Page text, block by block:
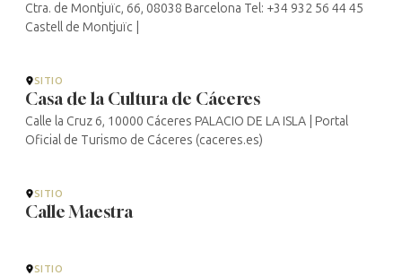
Ctra. de Montjuïc, 66, 08038 Barcelona Tel: +34 932 56 44 45
Castell de Montjuïc |
SITIO
Casa de la Cultura de Cáceres
Calle la Cruz 6, 10000 Cáceres PALACIO DE LA ISLA | Portal
Oficial de Turismo de Cáceres (caceres.es)
SITIO
Calle Maestra
SITIO